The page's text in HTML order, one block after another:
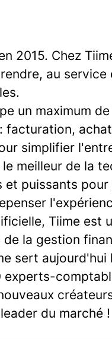
2015. Chez
au service
un maximum
facturation,
simplifier
meilleur de la
puissants pour
Tiime est
la gestion
sert aujourd'hui
experts-
du marché !